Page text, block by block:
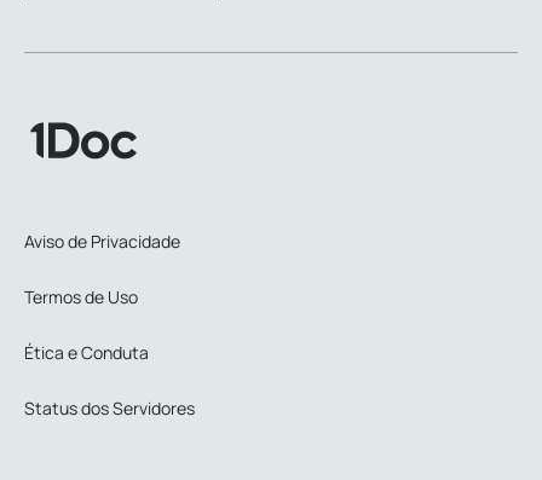
Aviso de Privacidade
Termos de Uso
Ética e Conduta
Status dos Servidores